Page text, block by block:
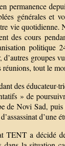
permanence
générales et
vie quotidienne.
des cours
groupes
tout le
des
» de
de Novi Sad,
a décidé